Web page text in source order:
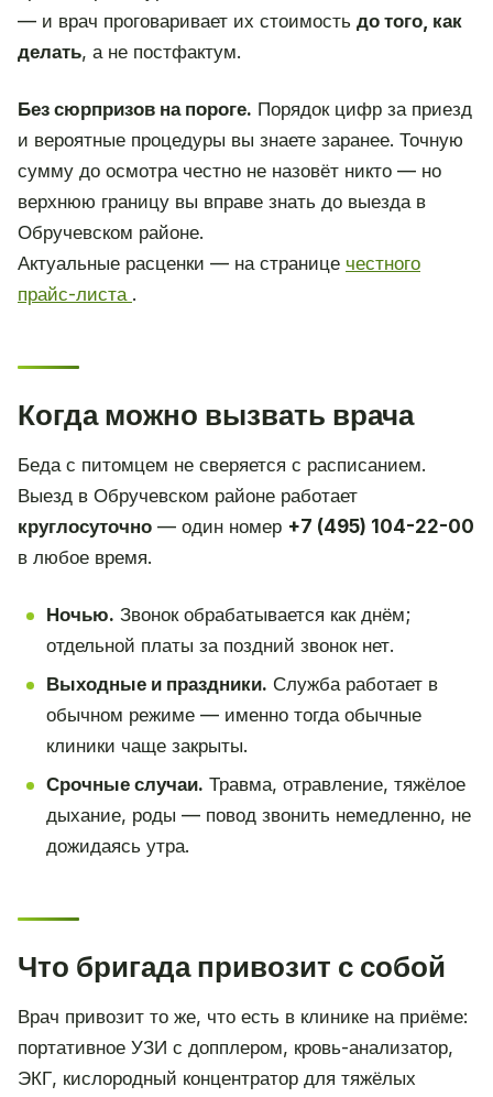
— и врач проговаривает их стоимость до того, как
делать, а не постфактум.
Без сюрпризов на пороге. Порядок цифр за приезд
и вероятные процедуры вы знаете заранее. Точную
сумму до осмотра честно не назовёт никто — но
верхнюю границу вы вправе знать до выезда в
Обручевском районе.
Актуальные расценки — на странице честного
прайс-листа .
Когда можно вызвать врача
Беда с питомцем не сверяется с расписанием.
Выезд в Обручевском районе работает
круглосуточно — один номер +7 (495) 104-22-00
в любое время.
Ночью. Звонок обрабатывается как днём;
отдельной платы за поздний звонок нет.
Выходные и праздники. Служба работает в
обычном режиме — именно тогда обычные
клиники чаще закрыты.
Срочные случаи. Травма, отравление, тяжёлое
дыхание, роды — повод звонить немедленно, не
дожидаясь утра.
Что бригада привозит с собой
Врач привозит то же, что есть в клинике на приёме:
портативное УЗИ с допплером, кровь-анализатор,
ЭКГ, кислородный концентратор для тяжёлых